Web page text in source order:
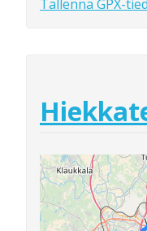
Tallenna GPX-